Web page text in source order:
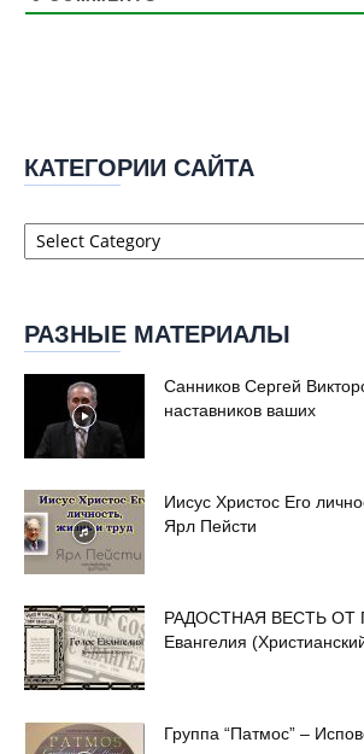
КАТЕГОРИИ САЙТА
Категории
сайта
РАЗНЫЕ МАТЕРИАЛЫ
Санников Сергей
наставников ваших
Иисус Христос Его
Ярл Пейсти
РАДОСТНАЯ ВЕСТЬ ОТ
Евангелия
Группа “Патмос” –